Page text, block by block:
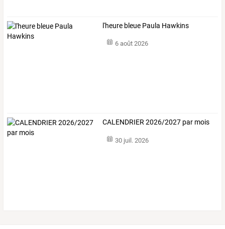
l'heure bleue Paula Hawkins
6 août 2026
CALENDRIER 2026/2027 par mois
30 juil. 2026